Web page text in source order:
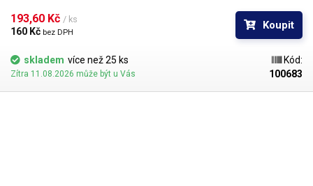
193,60 Kč / ks
160 Kč bez DPH
Koupit
skladem více než 25 ks
Zítra 11.08.2026 může být u Vás
Kód:
100683